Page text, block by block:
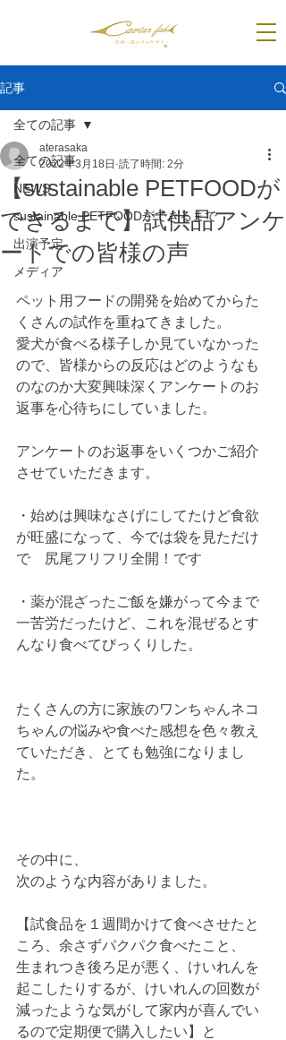
記事
全ての記事
NEWS
sustainable PETFOODができるまで
出演予定
メディア
全ての記事
【sustainable PETFOODが
できるまで】試供品アンケ
ートでの皆様の声
aterasaka
2022年3月18日 読了時間: 2分
ペット用フードの開発を始めてからた
くさんの試作を重ねてきました。
愛犬が食べる様子しか見ていなかった
ので、皆様からの反応はどのようなも
のなのか大変興味深くアンケートのお
返事を心待ちにしていました。
アンケートのお返事をいくつかご紹介
させていただきます。
・始めは興味なさげにしてたけど食欲
が旺盛になって、今では袋を見ただけ
で　尻尾フリフリ全開！です
・薬が混ざったご飯を嫌がって今まで
一苦労だったけど、これを混ぜるとす
んなり食べてびっくりした。
たくさんの方に家族のワンちゃんネコ
ちゃんの悩みや食べた感想を色々教え
ていただき、とても勉強になりまし
た。
その中に、
次のような内容がありました。
【試食品を１週間かけて食べさせたと
ころ、余さずパクパク食べたこと、
生まれつき後ろ足が悪く、けいれんを
起こしたりするが、けいれんの回数が
減ったような気がして家内が喜んでい
るので定期便で購入したい】と